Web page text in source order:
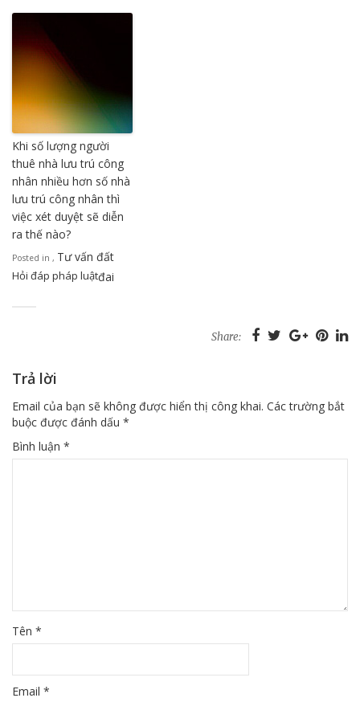
Khi số lượng người
thuê nhà lưu trú công
nhân nhiều hơn số nhà
lưu trú công nhân thì
việc xét duyệt sẽ diễn
ra thế nào?
Posted in
Hỏi đáp pháp luật
, Tư vấn đất
đai
Share:
Trả lời
Email của bạn sẽ không được hiển thị công khai. Các trường bắt
buộc được đánh dấu *
Bình luận *
Tên *
Email *